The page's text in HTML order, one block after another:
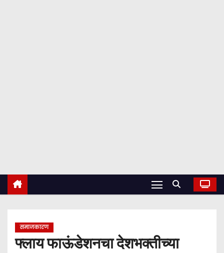
समाजकारण
फ्लाय फाऊंडेशनचा देशभक्तीच्या